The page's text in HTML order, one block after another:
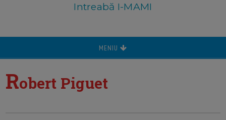
Intreabă I-MAMI
MENIU
Robert Piguet